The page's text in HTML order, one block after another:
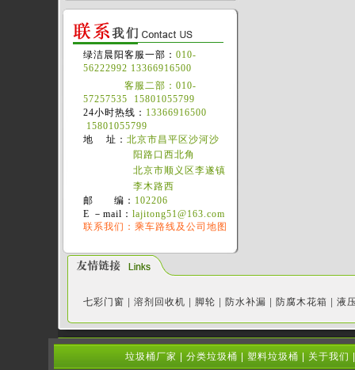
绿洁晨阳客服一部： 010-
56222992 13366916500
客服二部：010-
57257535 15801055799
24小时热线： 13366916500
15801055799
地 址： 北京市昌平区沙河沙
阳路口西北角
北京市顺义区李遂镇
李木路西
邮 编： 102206
E －mail： lajitong51@163.com
联系我们：乘车路线及公司地图
七彩门窗 溶剂回收机 脚轮 防水补漏 防腐木花箱 液
垃圾桶厂家 分类垃圾桶 塑料垃圾桶 关于我们